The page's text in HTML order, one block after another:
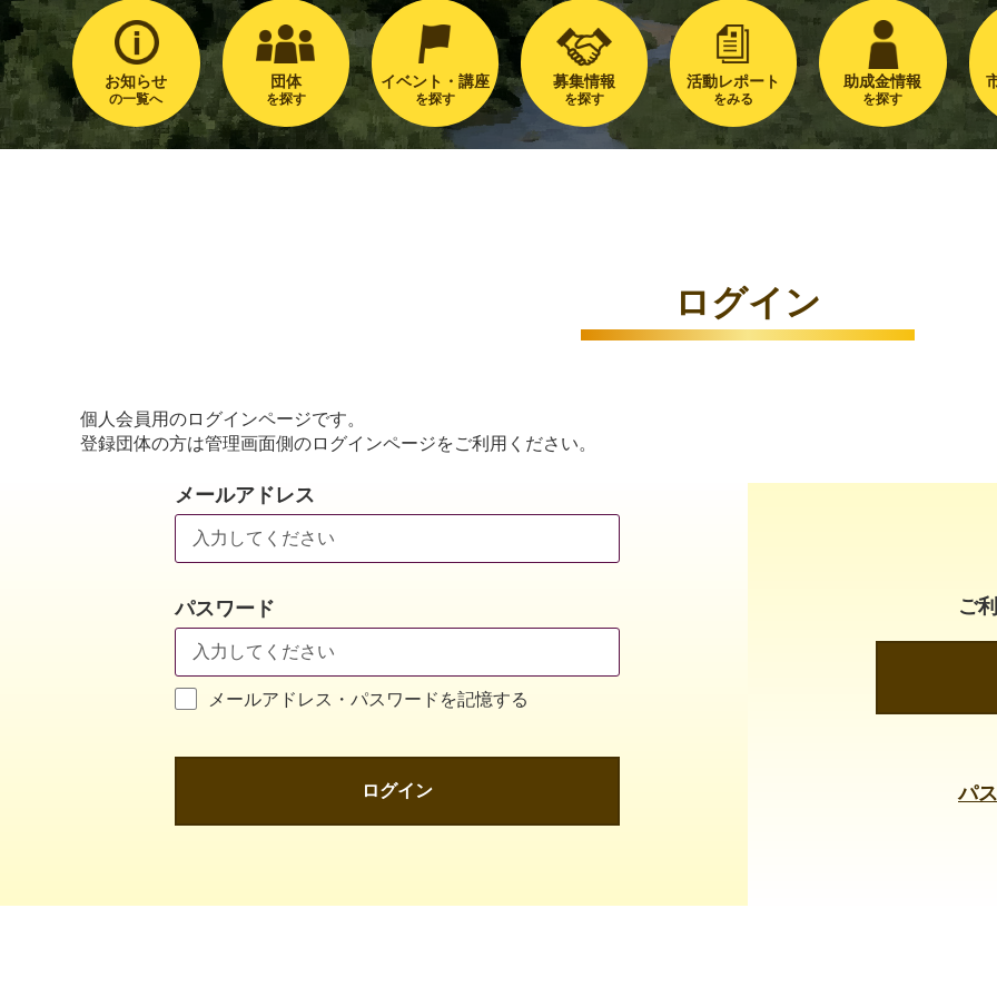
お知らせ
の一覧へ
団体
を探す
イベント・講座
を探す
募集情報
を探す
活動レポート
をみる
助成金情報
を探す
ログイン
個人会員用のログインページです。
登録団体の方は管理画面側のログインページをご利用ください。
メールアドレス
パスワード
メールアドレス・パスワードを記憶する
ログイン
ご
パ